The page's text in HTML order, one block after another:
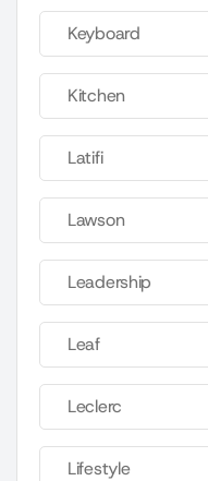
Keyboard
Kitchen
Latifi
Lawson
Leadership
Leaf
Leclerc
Lifestyle